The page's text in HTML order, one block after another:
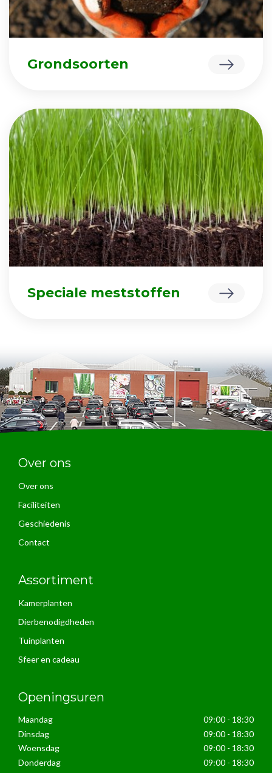
Grondsoorten
Speciale meststoffen
Over ons
Over ons
Faciliteiten
Geschiedenis
Contact
Assortiment
Kamerplanten
Dierbenodigdheden
Tuinplanten
Sfeer en cadeau
Openingsuren
Maandag
09:00 - 18:30
Dinsdag
09:00 - 18:30
Woensdag
09:00 - 18:30
Donderdag
09:00 - 18:30